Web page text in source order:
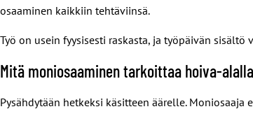
osaaminen kaikkiin tehtäviinsä.
Työ on usein fyysisesti raskasta, ja työpäivän
Mitä moniosaaminen tarkoittaa hoiva-
Pysähdytään hetkeksi käsitteen äärelle.